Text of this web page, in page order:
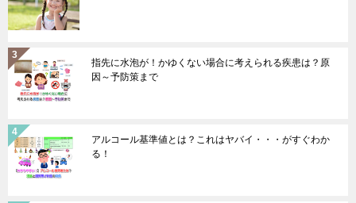
指先に水泡が！かゆくない場合に考えられる疾患は？原
因～予防策まで
アルコール基準値とは？これはヤバイ・・・がすぐわか
る！